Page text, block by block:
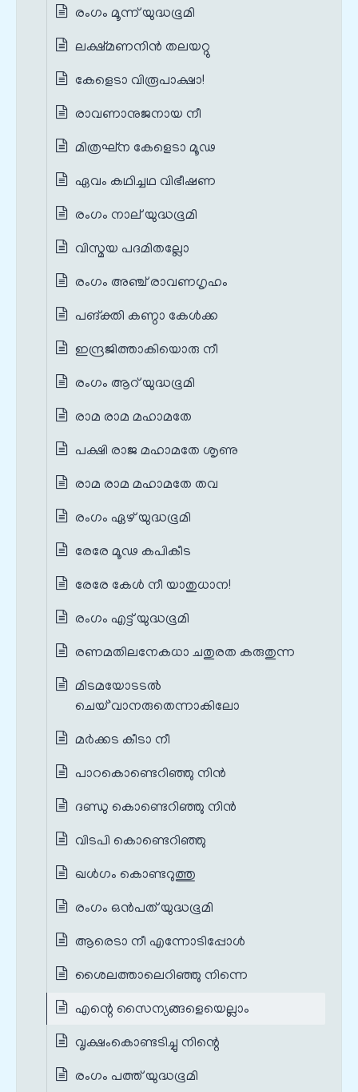
രംഗം മൂന്ന് യുദ്ധഭൂമി
ലക്ഷ്മണനിന്‍ തലയറ്റു
കേളെടാ വിരൂപാക്ഷാ!
രാവണാനുജനായ നീ
മിത്രഘ്ന കേളെടാ മൂഢ
ഏവം കഥിച്ചഥ വിഭീഷണ
രംഗം നാല് യുദ്ധഭൂമി
വിസ്മയ പദമിതല്ലോ
രംഗം അഞ്ച് രാവണഗൃഹം
പങ്‌ക്തി കണ്ഠാ കേള്‍ക്ക
ഇന്ദ്രജിത്താകിയൊരു നീ
രംഗം ആറ് യുദ്ധഭൂമി
രാമ രാമ മഹാമതേ
പക്ഷി രാജ മഹാമതേ ശൃണു
രാമ രാമ മഹാമതേ തവ
രംഗം ഏഴ് യുദ്ധഭൂമി
രേരേ മൂഢ കപികീട
രേരേ കേൾ നീ യാതുധാന!
രംഗം എട്ട് യുദ്ധഭൂമി
രണമതിലനേകധാ ചതുരത കരുതുന്ന
മിടമയോടടൽ
ചെയ്`വാനരുതെന്നാകിലോ
മര്‍ക്കട കീടാ നീ
പാറകൊണ്ടെറിഞ്ഞു നിന്‍
ദണ്ഡു കൊണ്ടെറിഞ്ഞു നിന്‍
വിടപി കൊണ്ടെറിഞ്ഞു
ഖള്‍ഗം കൊണ്ടറുത്തു
രംഗം ഒൻപത് യുദ്ധഭൂമി
ആരെടാ നീ എന്നോടിപ്പോൾ
ശൈലത്താലെറിഞ്ഞു നിന്നെ
എന്റെ സൈന്യങ്ങളെയെല്ലാം
വൃക്ഷംകൊണ്ടടിച്ചു നിന്റെ
രംഗം പത്ത് യുദ്ധഭൂമി